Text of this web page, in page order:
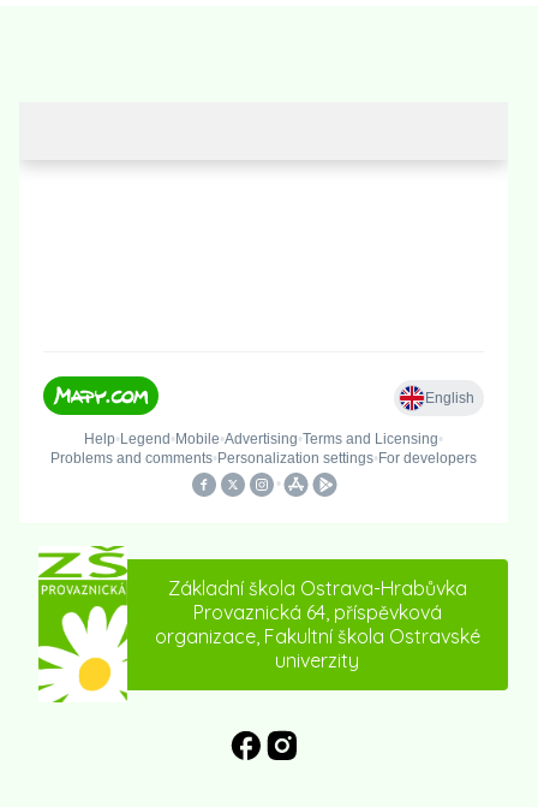
Základní škola Ostrava-Hrabůvka
Provaznická 64, příspěvková
organizace, Fakultní škola Ostravské
univerzity